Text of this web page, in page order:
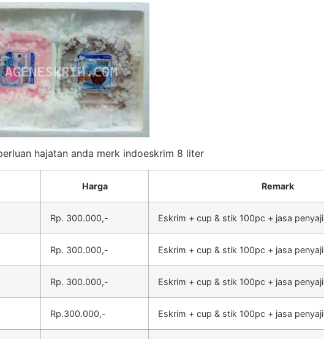
hajatan anda merk indoeskrim 8 liter
Harga Remark
Rp. 300.000,- Eskrim + cup & stik 100pc + jasa penyaji
Rp. 300.000,- Eskrim + cup & stik 100pc + jasa penyaji
Rp. 300.000,- Eskrim + cup & stik 100pc + jasa penyaji
Rp.300.000,- Eskrim + cup & stik 100pc + jasa penyaji